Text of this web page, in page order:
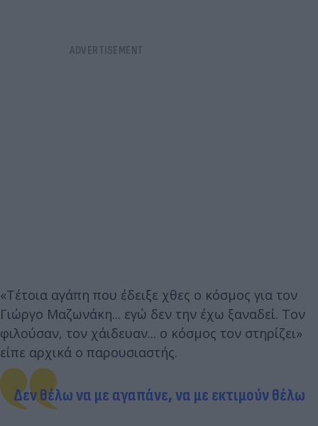
«Τέτοια αγάπη που έδειξε χθες ο κόσμος για τον
Γιώργο Μαζωνάκη... εγώ δεν την έχω ξαναδεί. Τον
φιλούσαν, τον χάιδευαν... ο κόσμος τον στηρίζει»
είπε αρχικά ο παρουσιαστής.
Δεν θέλω να με αγαπάνε, να με εκτιμούν θέλω